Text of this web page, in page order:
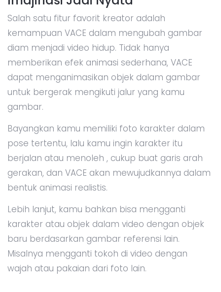
Salah satu fitur favorit kreator adalah
kemampuan VACE dalam mengubah gambar
diam menjadi video hidup. Tidak hanya
memberikan efek animasi sederhana, VACE
dapat menganimasikan objek dalam gambar
untuk bergerak mengikuti jalur yang kamu
gambar.
Bayangkan kamu memiliki foto karakter dalam
pose tertentu, lalu kamu ingin karakter itu
berjalan atau menoleh , cukup buat garis arah
gerakan, dan VACE akan mewujudkannya dalam
bentuk animasi realistis.
Lebih lanjut, kamu bahkan bisa mengganti
karakter atau objek dalam video dengan objek
baru berdasarkan gambar referensi lain.
Misalnya mengganti tokoh di video dengan
wajah atau pakaian dari foto lain.